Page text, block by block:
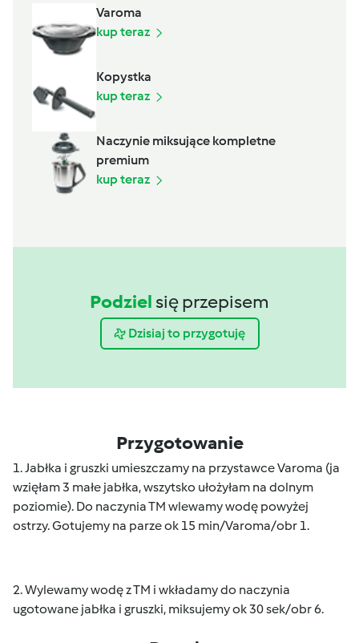
Varoma
kup teraz
Kopystka
kup teraz
Naczynie miksujące kompletne
premium
kup teraz
Podziel się przepisem
Dzisiaj to przygotuję
Przygotowanie
1. Jabłka i gruszki umieszczamy na przystawce Varoma (ja
wzięłam 3 małe jabłka, wszytsko ułożyłam na dolnym
poziomie). Do naczynia TM wlewamy wodę powyżej
ostrzy. Gotujemy na parze ok 15 min/Varoma/obr 1.
2. Wylewamy wodę z TM i wkładamy do naczynia
ugotowane jabłka i gruszki, miksujemy ok 30 sek/obr 6.